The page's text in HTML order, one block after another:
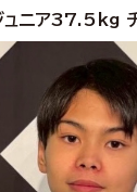
ュニア37.5kg